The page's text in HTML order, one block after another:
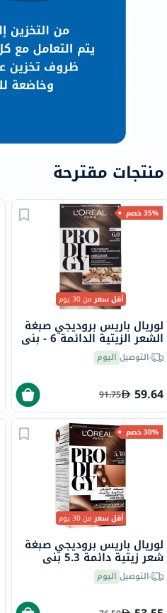
منتجات مقترحة
35% خصم
أقل سعرمن 30 يوم
لوريال باريس بروديجي صبغة
الشعر الزيتية الدائمة 6 - بني
بلوطالتوصيل اليوم
59.64
91.75
30% خصم
أقل سعرمن 30 يوم
لوريال باريس بروديجي صبغة
شعر زيتية دائمة 5.3 بني
ذهبي فاتح
التوصيل اليوم